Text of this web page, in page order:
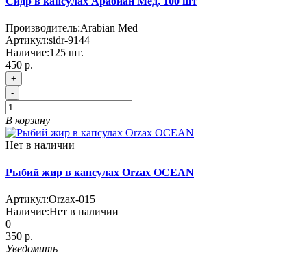
Производитель:Arabian Med
Артикул:sidr-9144
Наличие:125 шт.
450 р.
+
-
В корзину
Нет в наличии
Рыбий жир в капсулах Orzax OCEAN
Артикул:Orzax-015
Наличие:Нет в наличии
0
350 р.
Уведомить